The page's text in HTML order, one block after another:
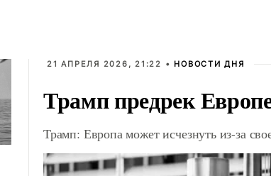
21 АПРЕЛЯ 2026, 21:22 • НОВОСТИ ДНЯ
Трамп предрек
Трамп: Европа может исчезнуть из-за